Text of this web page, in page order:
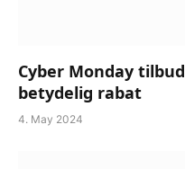
Cyber Monday
betydelig rabat
4. May 2024